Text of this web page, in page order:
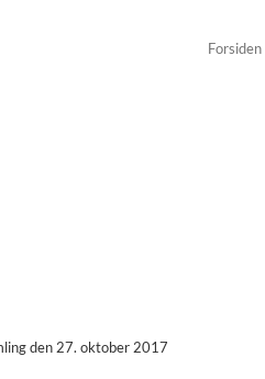
Forsiden
den 27. oktober 2017